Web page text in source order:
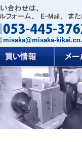
misaka@misaka-